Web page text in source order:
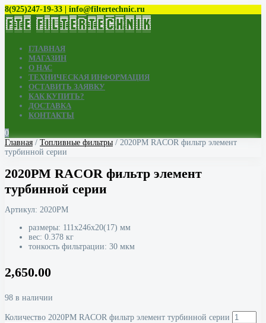
8(925)247-19-33 | info@filtertechnic.ru
ГЛАВНАЯ
МАГАЗИН
О НАС
ТЕХНИЧЕСКАЯ ИНФОРМАЦИЯ
ОСТАВИТЬ ЗАЯВКУ
КАК КУПИТЬ?
ДОСТАВКА
КОНТАКТЫ
0
Главная / Топливные фильтры / 2020PM RACOR фильтр элемент
турбинной серии
2020PM RACOR фильтр элемент
турбинной серии
Артикул: 2020PM
размеры: 111x246x20(17) мм
вес: 0.378 кг
тонкость фильтрации: 30 мкм
2,650.00
98 в наличии
Количество 2020PM RACOR фильтр элемент турбинной серии